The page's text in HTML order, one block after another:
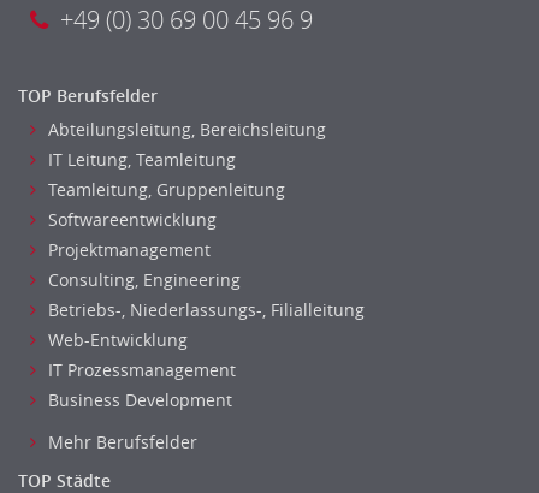
Supply-Chain-Management
Controlling
Finanzbuchhaltung, Bilanzbuchhaltung
Gehaltsbuchhaltung, Lohnbuchhaltung
Konzernbuchhaltung
Kreditorenbuchhaltung
Finanzen Leitung, Teamleitung
Finanzen Prozessmanagement
Rechnungswesen
Revision
Steuern
Treasury
Wirtschaftsprüfung
+49 (0) 30 69 00 45 96 9
TOP Berufsfelder
Abteilungsleitung, Bereichsleitung
IT Leitung, Teamleitung
Teamleitung, Gruppenleitung
Softwareentwicklung
Projektmanagement
Consulting, Engineering
Betriebs-, Niederlassungs-, Filialleitung
Web-Entwicklung
IT Prozessmanagement
Business Development
Mehr Berufsfelder
TOP Städte